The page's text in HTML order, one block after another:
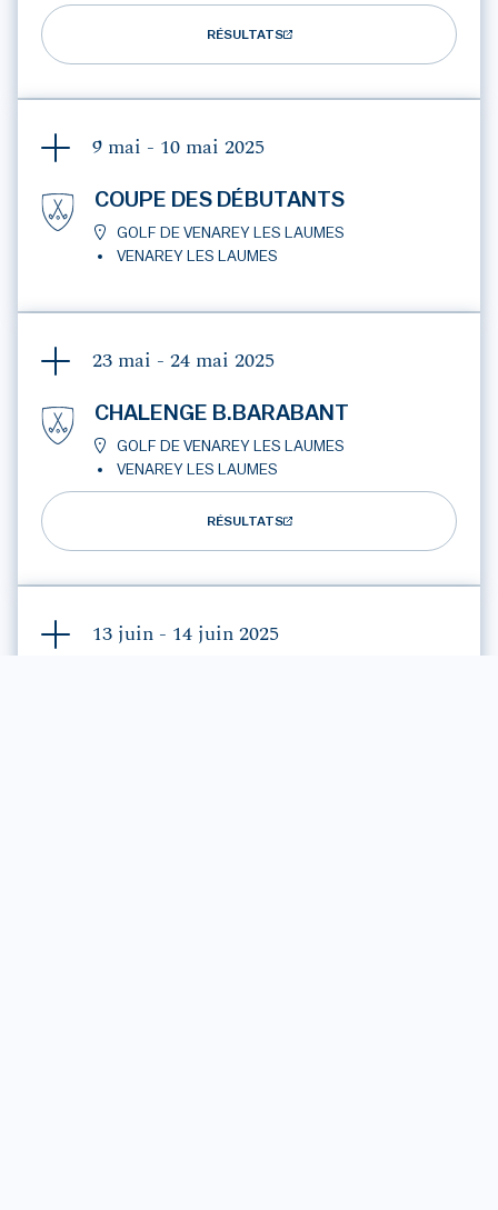
RÉSULTATS
9 mai - 10 mai 2025
COUPE DES DÉBUTANTS
GOLF DE VENAREY LES LAUMES
VENAREY LES LAUMES
23 mai - 24 mai 2025
CHALENGE B.BARABANT
GOLF DE VENAREY LES LAUMES
VENAREY LES LAUMES
RÉSULTATS
13 juin - 14 juin 2025